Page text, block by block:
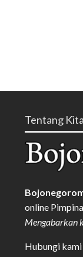
Tentang Kita
online
Mengabarkan
Hubungi kami